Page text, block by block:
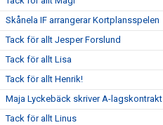
Skånela IF arrangerar Kortplansspelen
Tack för allt Jesper Forslund
Tack för allt Lisa
Tack för allt Henrik!
Maja Lyckebäck skriver A-lagskontrakt
Tack för allt Linus